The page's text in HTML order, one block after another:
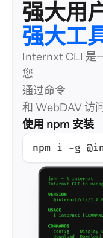
强大工
Internxt CLI 是
您
通过命令
和 WebDAV 访
使用 npm 安装
npm i -g